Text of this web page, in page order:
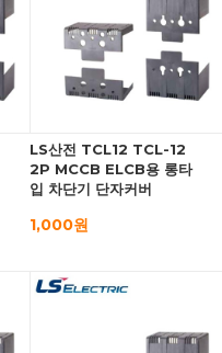
LS산전 TCL12 TCL-12
2P MCCB ELCB용 롱타
입 차단기 단자커버
1,000원